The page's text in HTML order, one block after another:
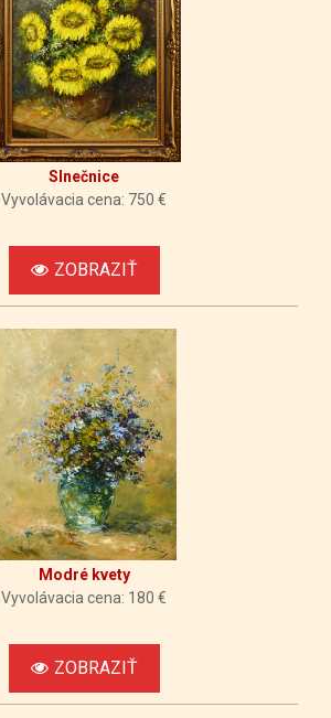
Slnečnice
Vyvolávacia cena: 750 €
ZOBRAZIŤ
Modré kvety
Vyvolávacia cena: 180 €
ZOBRAZIŤ